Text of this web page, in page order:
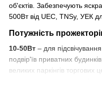
об'єктів. Забезпечують
500Вт від UEC, TNSy, УЕК
Потужність
10-50Вт – для
подвір'їв приватних
великих паркінгів